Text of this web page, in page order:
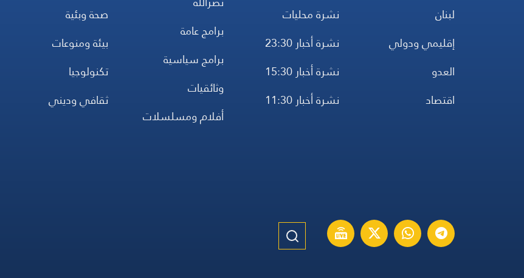
لبنان
إقليمي ودولي
العدو
اقتصاد
نشرة محليات
نشرة أخبار 23:30
نشرة أخبار 15:30
نشرة أخبار 11:30
برامج عامة
برامج سياسية
وثائقيات
أفلام ومسلسلات
صحة وبئية
بيئة ومنوعات
تكنولوجيا
ثقافي وديني